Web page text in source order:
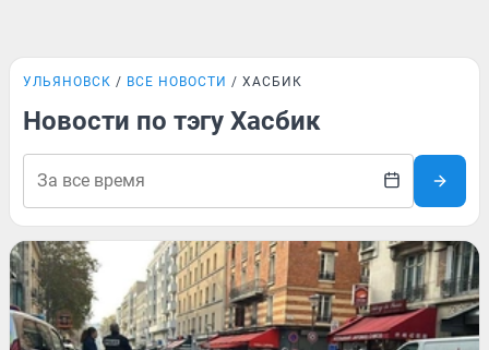
УЛЬЯНОВСК ВСЕ НОВОСТИ ХАСБИК
Новости по тэгу Хасбик